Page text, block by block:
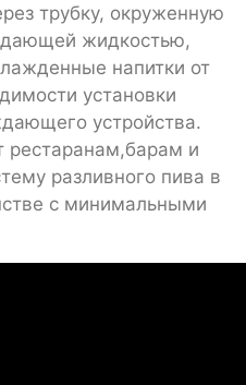
трубку, окруженную
жидкостью,
напитки от
установки
устройства.
рестаранам,барам и
разливного пива в
с минимальными